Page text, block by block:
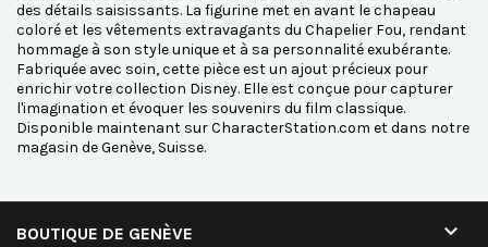
des détails saisissants. La figurine met en avant le chapeau
coloré et les vêtements extravagants du Chapelier Fou, rendant
hommage à son style unique et à sa personnalité exubérante.
Fabriquée avec soin, cette pièce est un ajout précieux pour
enrichir votre collection Disney. Elle est conçue pour capturer
l'imagination et évoquer les souvenirs du film classique.
Disponible maintenant sur CharacterStation.com et dans notre
magasin de Genève, Suisse.
BOUTIQUE DE GENÈVE 